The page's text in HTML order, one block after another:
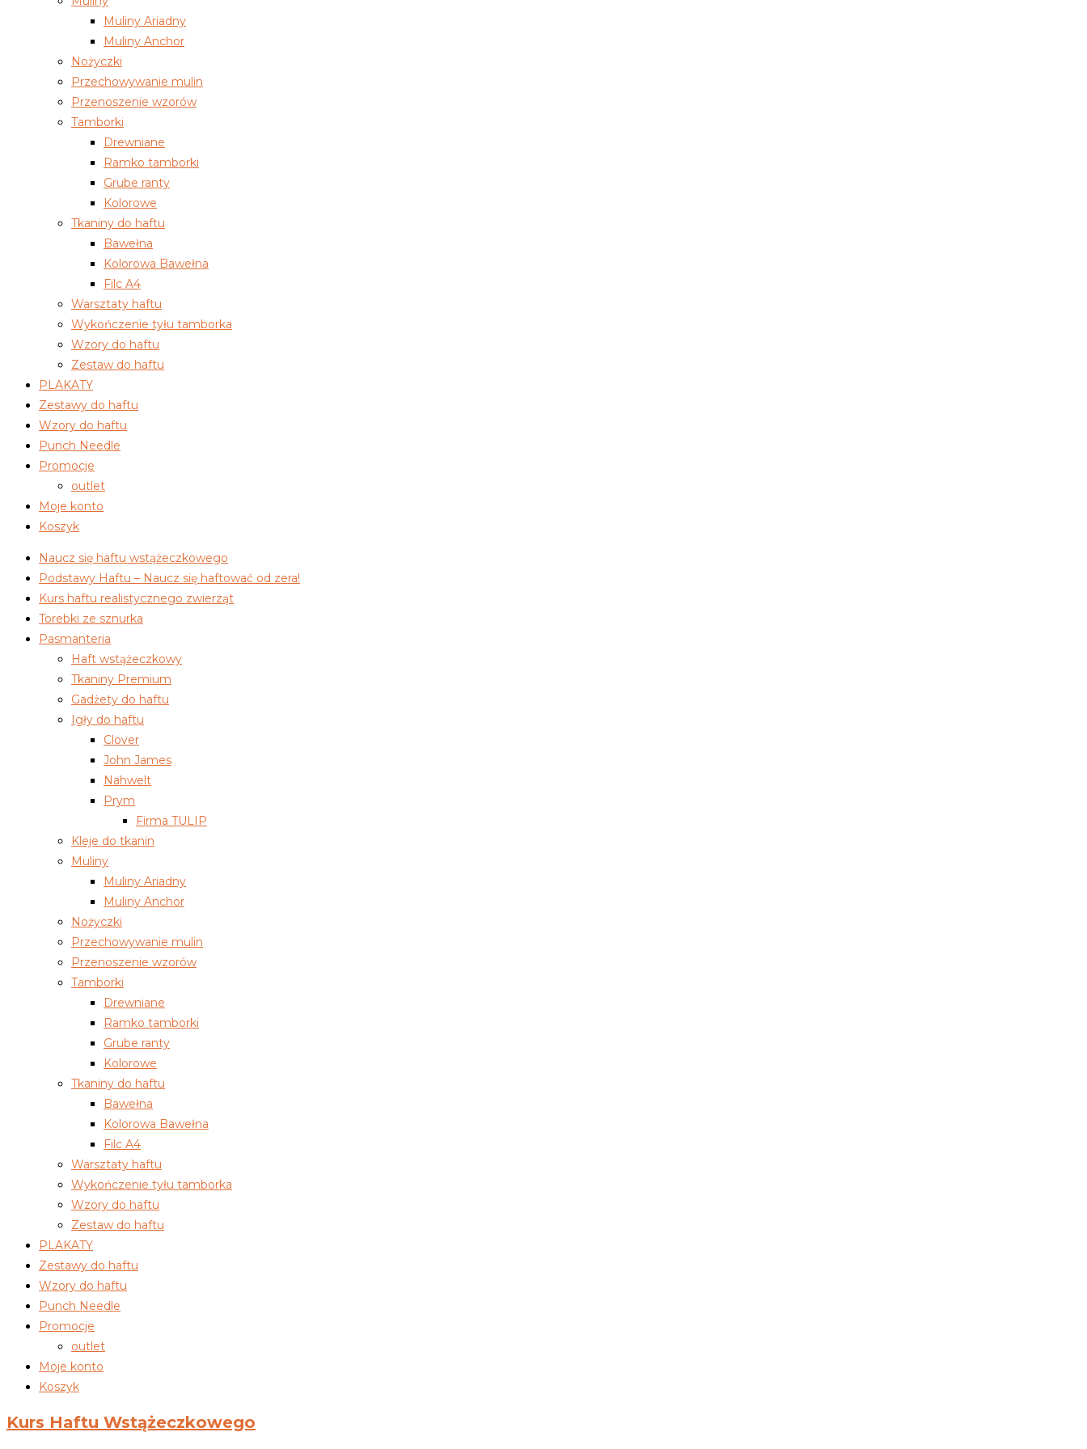
Muliny Ariadny
Muliny Anchor
Nożyczki
Przechowywanie mulin
Przenoszenie wzorów
Tamborki
Drewniane
Ramko tamborki
Grube ranty
Kolorowe
Tkaniny do haftu
Bawełna
Kolorowa Bawełna
Filc A4
Warsztaty haftu
Wykończenie tyłu tamborka
Wzory do haftu
Zestaw do haftu
PLAKATY
Zestawy do haftu
Wzory do haftu
Punch Needle
Promocje
outlet
Moje konto
Koszyk
Naucz się haftu wstążeczkowego
Podstawy Haftu – Naucz się haftować od zera!
Kurs haftu realistycznego zwierząt
Torebki ze sznurka
Pasmanteria
Haft wstążeczkowy
Tkaniny Premium
Gadżety do haftu
Igły do haftu
Clover
John James
Nahwelt
Prym
Firma TULIP
Kleje do tkanin
Muliny
Muliny Ariadny
Muliny Anchor
Nożyczki
Przechowywanie mulin
Przenoszenie wzorów
Tamborki
Drewniane
Ramko tamborki
Grube ranty
Kolorowe
Tkaniny do haftu
Bawełna
Kolorowa Bawełna
Filc A4
Warsztaty haftu
Wykończenie tyłu tamborka
Wzory do haftu
Zestaw do haftu
PLAKATY
Zestawy do haftu
Wzory do haftu
Punch Needle
Promocje
outlet
Moje konto
Koszyk
Kurs Haftu Wstążeczkowego